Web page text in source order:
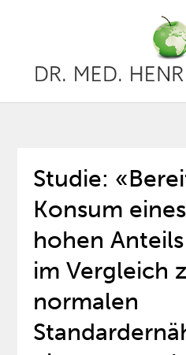
Studie:
Konsum
hohen
im Vergleich
normalen